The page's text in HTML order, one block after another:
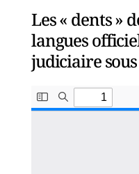
Les « dents »
langues
judiciaire